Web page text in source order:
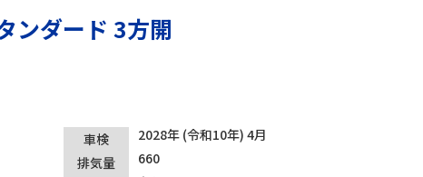
ンダード 3方開
車検
2028年 (令和10年) 4月
排気量
660